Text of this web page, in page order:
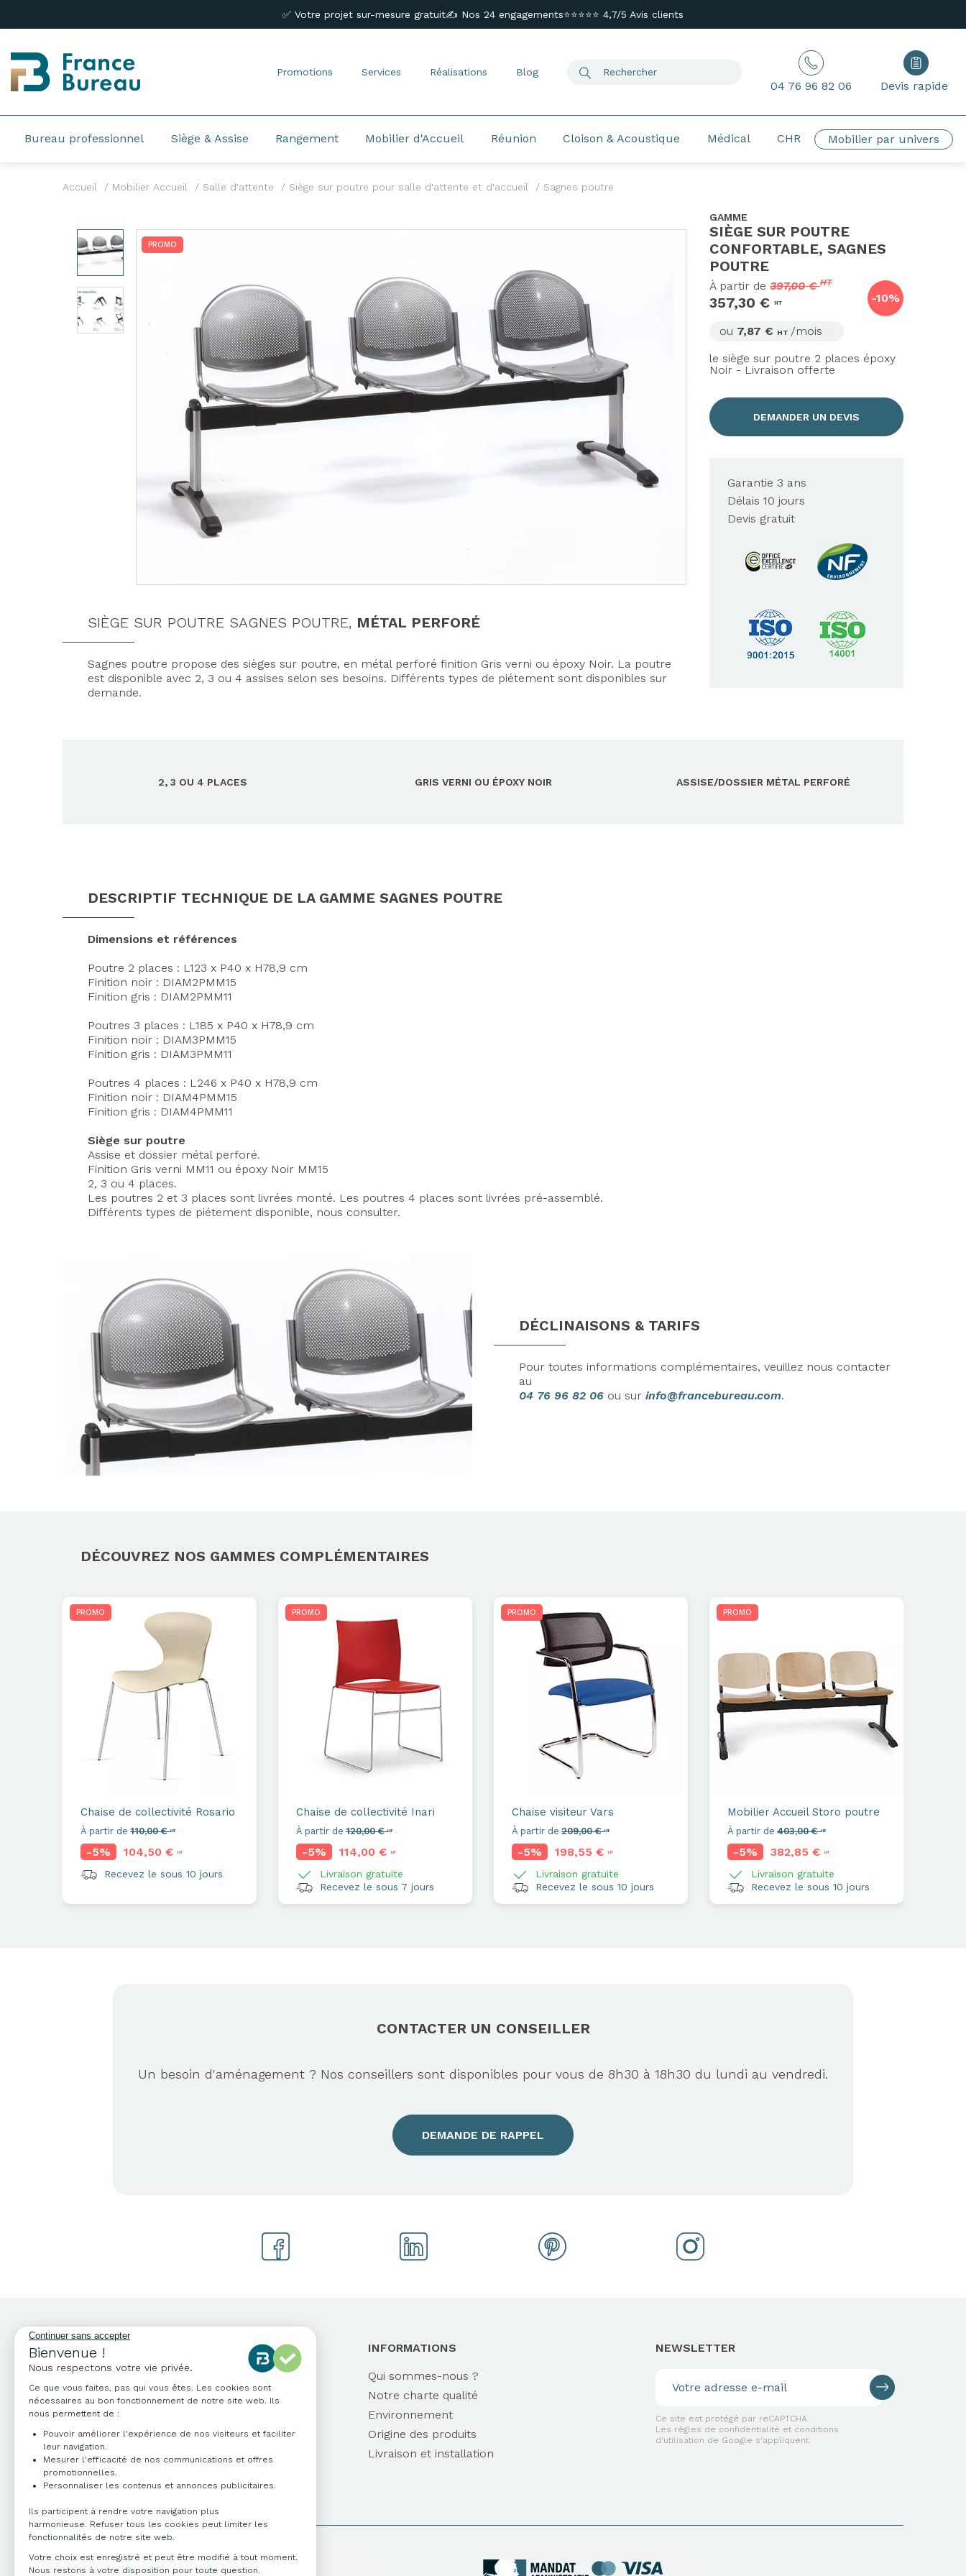
Axeptio consent
✅ Votre projet sur-mesure gratuit✍️ Nos 24 engagements⭐⭐⭐⭐⭐ 4,7/5 Avis clients
Promotions Services Réalisations Blog
04 76 96 82 06 Devis rapide
Bureau professionnel Siège & Assise Rangement Mobilier d'Accueil Réunion Cloison & Acoustique Médical CHR Mobilier par univers
Accueil Mobilier Accueil Salle d'attente Siège sur poutre pour salle d'attente et d'accueil Sagnes poutre
PROMO
GAMME
SIÈGE SUR POUTRE
CONFORTABLE, SAGNES
POUTRE
-10%
À partir de 397,00 €HT
357,30 € HT
ou 7,87 € HT /mois
le siège sur poutre 2 places époxy
Noir - Livraison offerte
DEMANDER UN DEVIS
Garantie 3 ans
Délais 10 jours
Devis gratuit
SIÈGE SUR POUTRE SAGNES POUTRE, MÉTAL PERFORÉ
Sagnes poutre propose des sièges sur poutre, en métal perforé finition Gris verni ou époxy Noir. La poutre
est disponible avec 2, 3 ou 4 assises selon ses besoins. Différents types de piétement sont disponibles sur
demande.
2, 3 OU 4 PLACES GRIS VERNI OU ÉPOXY NOIR ASSISE/DOSSIER MÉTAL PERFORÉ
DESCRIPTIF TECHNIQUE DE LA GAMME SAGNES POUTRE
Dimensions et références
Poutre 2 places : L123 x P40 x H78,9 cm
Finition noir : DIAM2PMM15
Finition gris : DIAM2PMM11
Poutres 3 places : L185 x P40 x H78,9 cm
Finition noir : DIAM3PMM15
Finition gris : DIAM3PMM11
Poutres 4 places : L246 x P40 x H78,9 cm
Finition noir : DIAM4PMM15
Finition gris : DIAM4PMM11
Siège sur poutre
Assise et dossier métal perforé.
Finition Gris verni MM11 ou époxy Noir MM15
2, 3 ou 4 places.
Les poutres 2 et 3 places sont livrées monté. Les poutres 4 places sont livrées pré-assemblé.
Différents types de piétement disponible, nous consulter.
DÉCLINAISONS & TARIFS
Pour toutes informations complémentaires, veuillez nous contacter
au
04 76 96 82 06 ou sur info@francebureau.com.
DÉCOUVREZ NOS GAMMES COMPLÉMENTAIRES
PROMO
Chaise de collectivité Rosario
À partir de 110,00 €HT
-5% 104,50 € HT
Recevez le sous 10 jours
PROMO
Chaise de collectivité Inari
À partir de 120,00 €HT
-5% 114,00 € HT
Livraison gratuite
Recevez le sous 7 jours
PROMO
Chaise visiteur Vars
À partir de 209,00 €HT
-5% 198,55 € HT
Livraison gratuite
Recevez le sous 10 jours
PROMO
Mobilier AccueilStoro poutre
À partir de 403,00 €HT
-5% 382,85 € HT
Livraison gratuite
Recevez le sous 10 jours
CONTACTER UN CONSEILLER
Un besoin d'aménagement ? Nos conseillers sont disponibles pour vous de 8h30 à 18h30 du lundi au vendredi.
DEMANDE DE RAPPEL
NEWSLETTER
Ce site est protégé par reCAPTCHA.
Les règles de confidentialité et conditions
d'utilisation de Google s'appliquent.
NOS COORDONNÉES
04 76 96 82 06
info@francebureau.com
ZI Technisud,
109 rue Hilaire de Chardonnet
38100 Grenoble
INFORMATIONS
Qui sommes-nous ?
Notre charte qualité
Environnement
Origine des produits
Livraison et installation